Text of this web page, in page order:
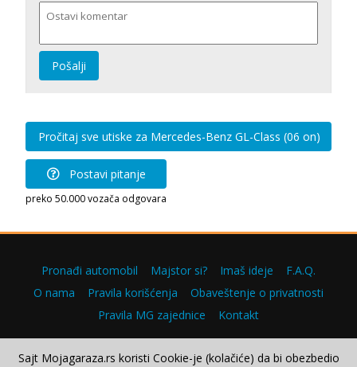
Pošalji
Pročitaj sve utiske za Mercedes-Benz GL-Class (06 on)
Postavi pitanje
preko 50.000 vozača odgovara
Pronađi automobil Majstor si? Imaš ideje
F.A.Q.
O nama
Pravila korišćenja
Obaveštenje o privatnosti
Pravila MG zajednice
Kontakt
Sajt Mojagaraza.rs koristi Cookie-je (kolačiće) da bi obezbedio